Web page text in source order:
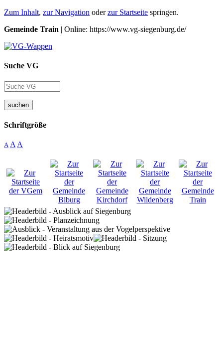
Zum Inhalt, zur Navigation oderzur Startseite springen.
Gemeinde Train | Online: https://www.vg-siegenburg.de/
Suche VG
suchen
Schriftgröße
A A A